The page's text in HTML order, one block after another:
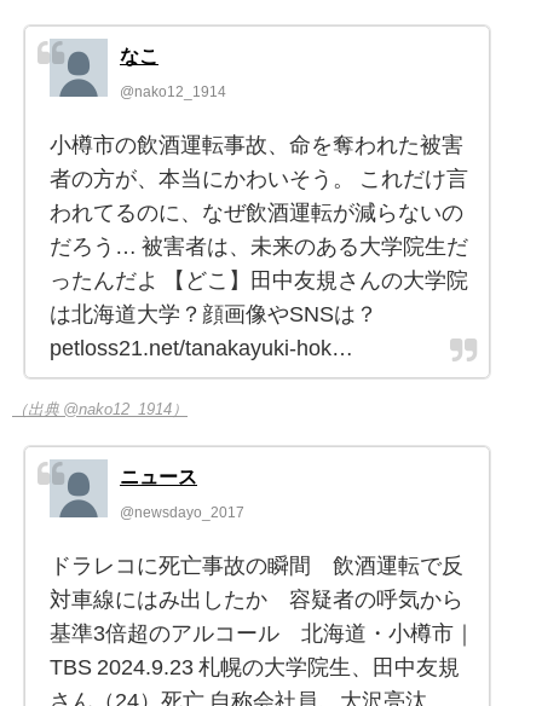
なこ
@nako12_1914
小樽市の飲酒運転事故、命を奪われた被害
者の方が、本当にかわいそう。 これだけ言
われてるのに、なぜ飲酒運転が減らないの
だろう… 被害者は、未来のある大学院生だ
ったんだよ 【どこ】田中友規さんの大学院
は北海道大学？顔画像やSNSは？
petloss21.net/tanakayuki-hok…
（出典 @nako12_1914）
ニュース
@newsdayo_2017
ドラレコに死亡事故の瞬間 飲酒運転で反
対車線にはみ出したか 容疑者の呼気から
基準3倍超のアルコール 北海道・小樽市｜
TBS 2024.9.23 札幌の大学院生、田中友規
さん（24）死亡 自称会社員、大沢亮汰